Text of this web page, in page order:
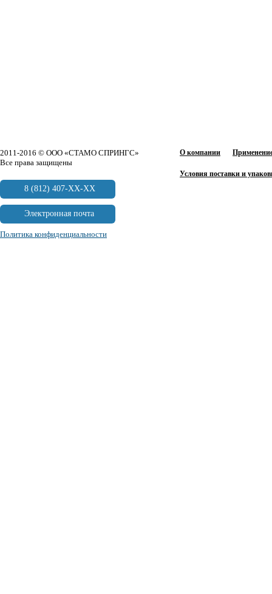
О компании
Условия поставки и
2011-2016 © ООО «СТАМО СПРИНГС»
Все права защищены
8 (812) 407-XX-XX
Электронная почта
Политика конфиденциальности